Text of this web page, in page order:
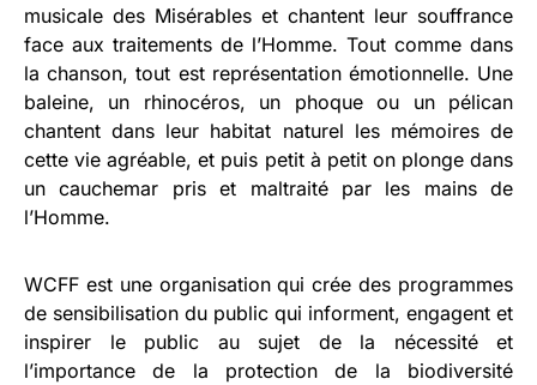
musicale des Misérables et chantent leur souffrance
face aux traitements de l’Homme. Tout comme dans
la chanson, tout est représentation émotionnelle. Une
baleine, un rhinocéros, un phoque ou un pélican
chantent dans leur habitat naturel les mémoires de
cette vie agréable, et puis petit à petit on plonge dans
un cauchemar pris et maltraité par les mains de
l’Homme.
WCFF est une organisation qui crée des programmes
de sensibilisation du public qui informent, engagent et
inspirer le public au sujet de la nécessité et
l’importance de la protection de la biodiversité